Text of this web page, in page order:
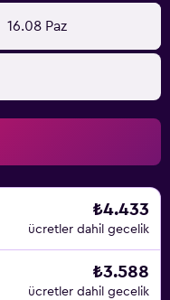
16.08 Paz
₺4.433
ücretler dahil gecelik
₺3.588
ücretler dahil gecelik